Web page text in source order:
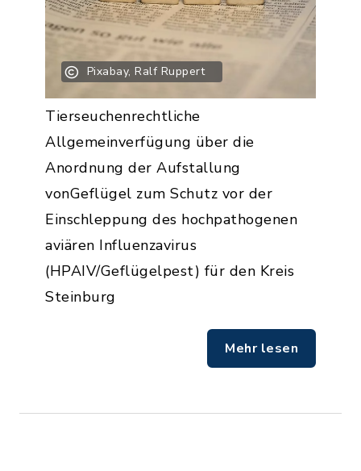
Pixabay, Ralf Ruppert
Tierseuchenrechtliche
Allgemeinverfügung über die
Anordnung der Aufstallung
vonGeflügel zum Schutz vor der
Einschleppung des hochpathogenen
aviären Influenzavirus
(HPAIV/Geflügelpest) für den Kreis
Steinburg
Mehr lesen